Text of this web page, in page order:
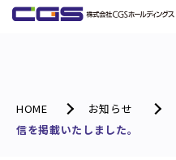
HOME お知らせ
信を掲載いたしました。